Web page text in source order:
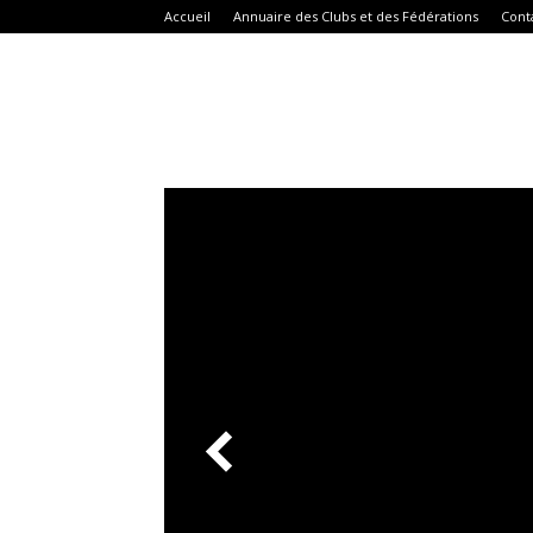
Accueil Annuaire des Clubs et des Fédérations